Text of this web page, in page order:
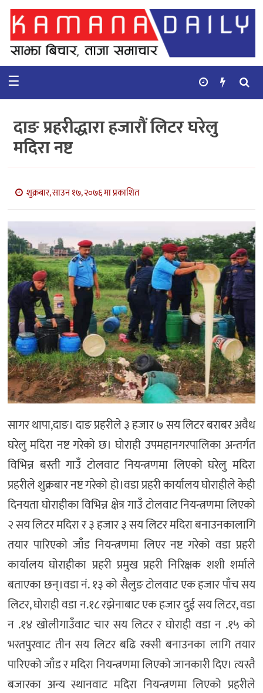
गृहपृष्ठ
समाचार
कुराकानी
बाणिज्य
भिडियो
सिफारिस
☰
दाङ प्रहरीद्धारा हजारौं लिटर घरेलु
मदिरा नष्ट
शुक्रबार, साउन १७, २०७६ मा प्रकाशित
सागर थापा,दाङ। दाङ प्रहरीले ३ हजार ७ सय लिटर बराबर अवैध
घरेलु मदिरा नष्ट गरेको छ। घोराही उपमहानगरपालिका अन्तर्गत
विभिन्न बस्ती गाउँ टोलवाट नियन्त्रणमा लिएको घरेलु मदिरा
प्रहरीले शुक्रबार नष्ट गरेको हो।वडा प्रहरी कार्यालय घोराहीले केही
दिनयता घोराहीका विभिन्न क्षेत्र गाउँ टोलवाट नियन्त्रणमा लिएको
२ सय लिटर मदिरा र ३ हजार ३ सय लिटर मदिरा बनाउनकालागि
तयार पारिएको जाँड नियन्त्रणमा लिएर नष्ट गरेको वडा प्रहरी
कार्यालय घोराहीका प्रहरी प्रमुख प्रहरी निरिक्षक शशी शर्माले
बताएका छन्।वडा नं. १३ को सैलुङ टोलवाट एक हजार पाँच सय
लिटर, घोराही वडा न.१८ रझेनाबाट एक हजार दुई सय लिटर, वडा
न .१४ खोलीगाउँवाट चार सय लिटर र घोराही वडा न .१५ को
भरतपुरवाट तीन सय लिटर बढि रक्सी बनाउनका लागि तयार
पारिएको जाँड र मदिरा नियन्त्रणमा लिएको जानकारी दिए। त्यस्तै
बजारका अन्य स्थानवाट मदिरा नियन्त्रणमा लिएको प्रहरीले